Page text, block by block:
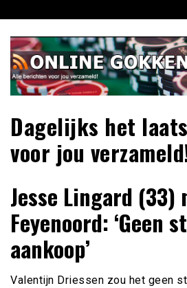
naar
inhoud
Dagelijks het
voor jou
Jesse Lingard (33)
Feyenoord: ‘Geen
aankoop’
Valentijn Driessen zou het geen